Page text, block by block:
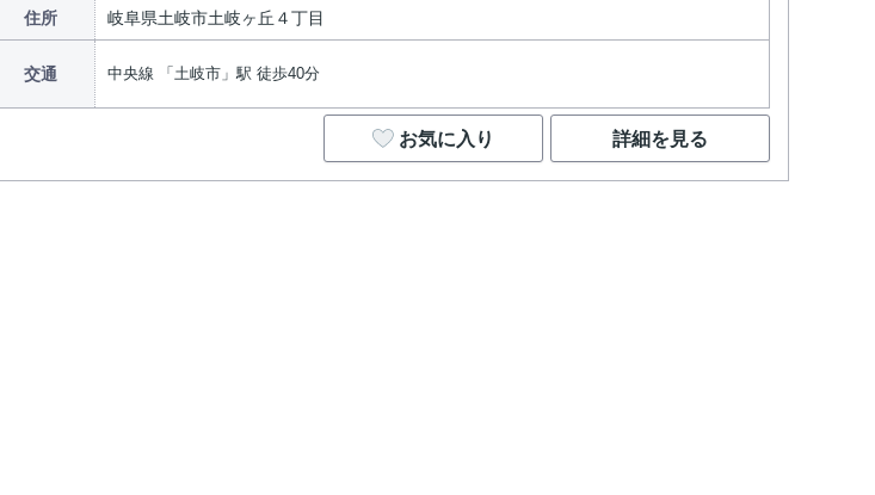
住所 岐阜県土岐市土岐ヶ丘４丁目
交通 中央線 「土岐市」駅 徒歩40分
お気に入り 詳細を見る